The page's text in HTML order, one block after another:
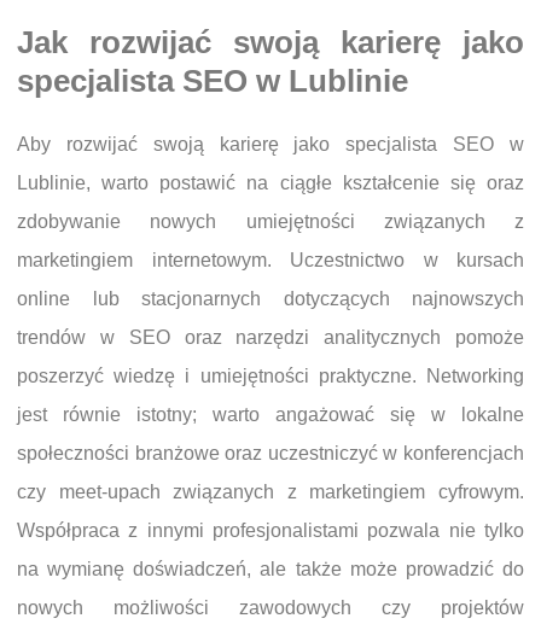
Jak rozwijać swoją karierę jako
specjalista SEO w Lublinie
Aby rozwijać swoją karierę jako specjalista SEO w
Lublinie, warto postawić na ciągłe kształcenie się oraz
zdobywanie nowych umiejętności związanych z
marketingiem internetowym. Uczestnictwo w kursach
online lub stacjonarnych dotyczących najnowszych
trendów w SEO oraz narzędzi analitycznych pomoże
poszerzyć wiedzę i umiejętności praktyczne. Networking
jest równie istotny; warto angażować się w lokalne
społeczności branżowe oraz uczestniczyć w konferencjach
czy meet-upach związanych z marketingiem cyfrowym.
Współpraca z innymi profesjonalistami pozwala nie tylko
na wymianę doświadczeń, ale także może prowadzić do
nowych możliwości zawodowych czy projektów